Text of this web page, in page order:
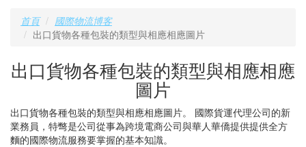
首頁
國際物流博客
出口貨物各種包裝的類型與相應相應圖片
出口貨物各種包裝的類型與相應相應
圖片
出口貨物各種包裝的類型與相應相應圖片。 國際貨運代理公司的新
業務員，特彆是公司從事為跨境電商公司與華人華僑提供提供全方
麵的國際物流服務要掌握的基本知識。